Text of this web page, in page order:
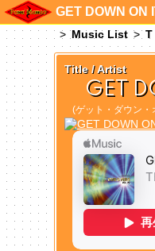
GET DOWN ON
Music List T
Title / Artist
GET
(ゲット・ダウン・